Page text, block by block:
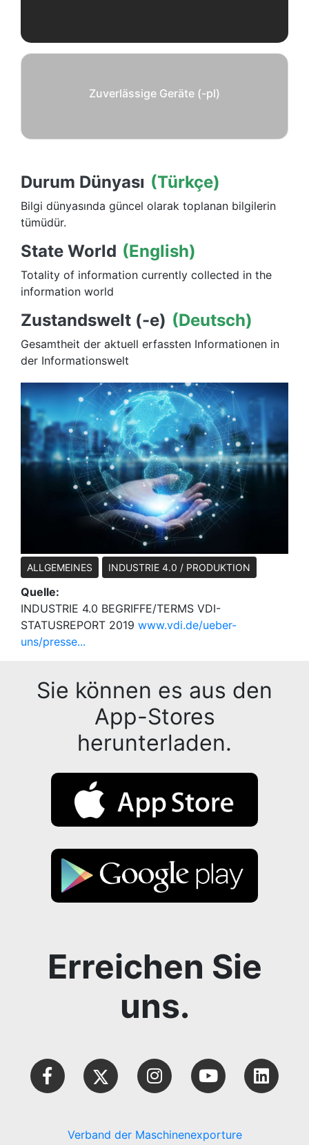
Zuverlässige Geräte (-pl)
Durum Dünyası (Türkçe)
Bilgi dünyasında güncel olarak toplanan bilgilerin
tümüdür.
State World (English)
Totality of information currently collected in the
information world
Zustandswelt (-e) (Deutsch)
Gesamtheit der aktuell erfassten Informationen in
der Informationswelt
ALLGEMEINES INDUSTRIE 4.0 / PRODUKTION
Quelle:
INDUSTRIE 4.0 BEGRIFFE/TERMS VDI-
STATUSREPORT 2019 www.vdi.de/ueber-
uns/presse...
Sie können es aus den
App-Stores
herunterladen.
Erreichen Sie
uns.
Verband der Maschinenexporture